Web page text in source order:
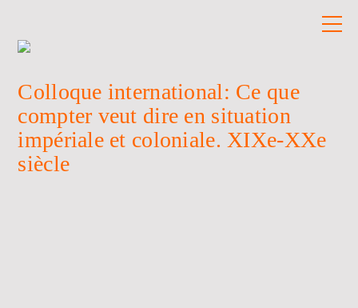
Colloque international: Ce que
compter veut dire en situation
impériale et coloniale. XIXe-XXe
siècle